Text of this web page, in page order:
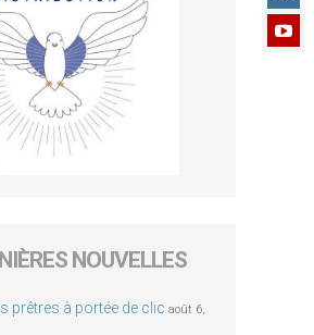
NOUVELLES
prêtres à portée de clic août 6,